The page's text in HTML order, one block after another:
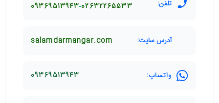
تلفن: 02632265533
09369513943
آدرس سایت: salamdarmangar.com
واتساپ: 09369513943